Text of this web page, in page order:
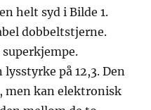
helt syd i Bilde 1.
dobbeltstjerne.
på 12,3. Den
men kan elektronisk